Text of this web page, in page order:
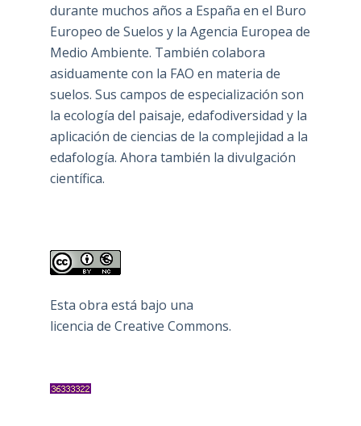
durante muchos años a España en el Buro
Europeo de Suelos y la Agencia Europea de
Medio Ambiente. También colabora
asiduamente con la FAO en materia de
suelos. Sus campos de especialización son
la ecología del paisaje, edafodiversidad y la
aplicación de ciencias de la complejidad a la
edafología. Ahora también la divulgación
científica.
Esta obra está bajo una
licencia de Creative Commons.